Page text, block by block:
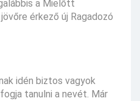
a Mielőtt
érkező új Ragadozó
idén biztos vagyok
tanulni a nevét. Már